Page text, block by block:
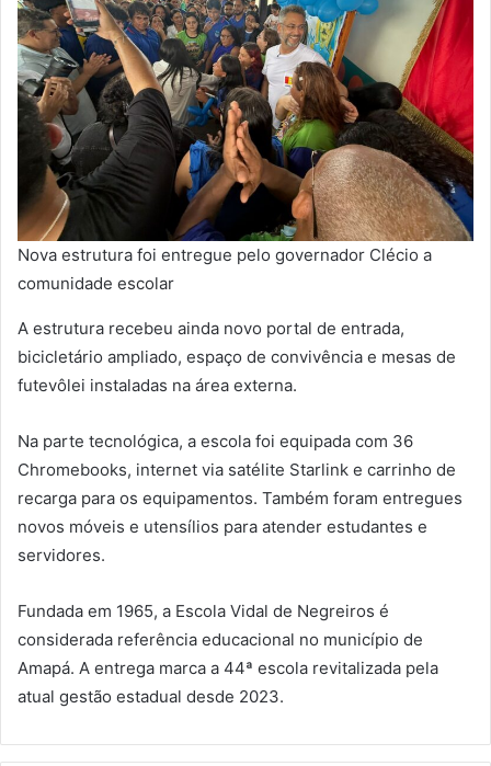
Nova estrutura foi entregue pelo governador Clécio a
comunidade escolar
A estrutura recebeu ainda novo portal de entrada,
bicicletário ampliado, espaço de convivência e mesas de
futevôlei instaladas na área externa.
Na parte tecnológica, a escola foi equipada com 36
Chromebooks, internet via satélite Starlink e carrinho de
recarga para os equipamentos. Também foram entregues
novos móveis e utensílios para atender estudantes e
servidores.
Fundada em 1965, a Escola Vidal de Negreiros é
considerada referência educacional no município de
Amapá. A entrega marca a 44ª escola revitalizada pela
atual gestão estadual desde 2023.